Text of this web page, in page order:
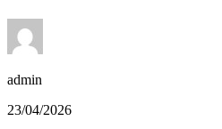
admin
23/04/2026